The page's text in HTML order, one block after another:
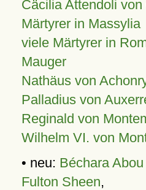
Cäcilia Attendoli
Märtyrer in Massylia
viele Märtyrer in
Mauger
Nathäus von
Palladius von
Reginald von
Wilhelm VI. von
• neu: Béchara
Fulton Sheen,